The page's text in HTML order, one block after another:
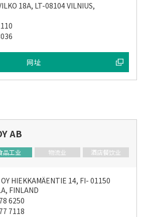
18A, LT-08104 VILNIUS,
网址
AB
品工业 物流业 酒店餐饮业
HIEKKAMÄENTIE 14, FI- 01150
FINLAND
6250
7118